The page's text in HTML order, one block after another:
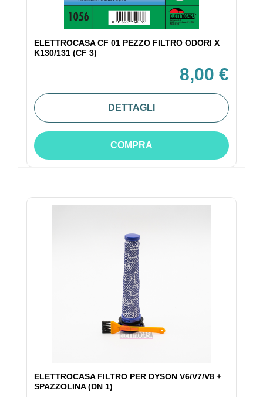
ELETTROCASA CF 01 PEZZO FILTRO ODORI X
K130/131 (CF 3)
8,00 €
DETTAGLI
COMPRA
ELETTROCASA FILTRO PER DYSON V6/V7/V8 +
SPAZZOLINA (DN 1)